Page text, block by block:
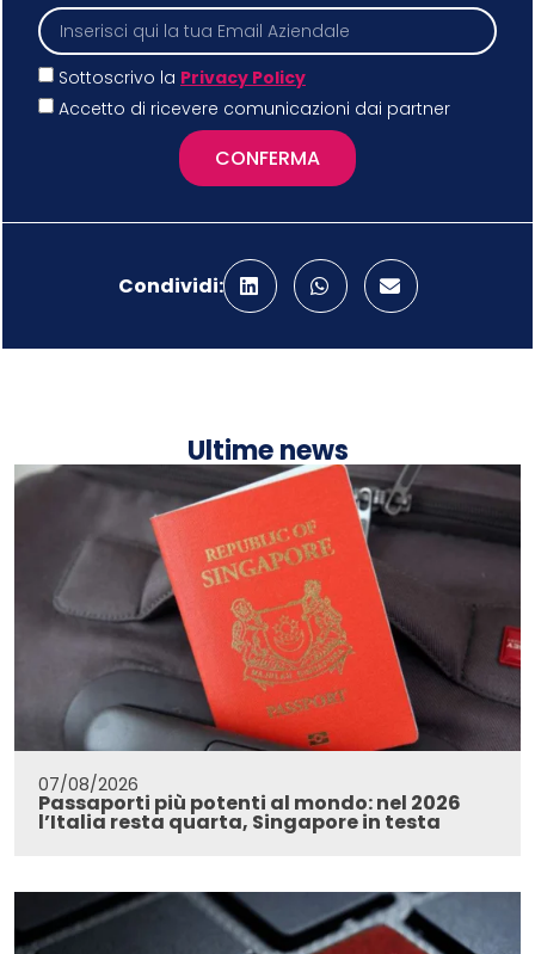
Sottoscrivo la Privacy Policy
Accetto di ricevere comunicazioni dai partner
CONFERMA
Condividi:
Ultime news
07/08/2026
Passaporti più potenti al mondo: nel 2026
l’Italia resta quarta, Singapore in testa